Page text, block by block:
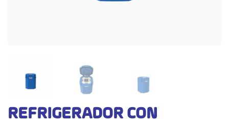
REFRIGERADOR CON